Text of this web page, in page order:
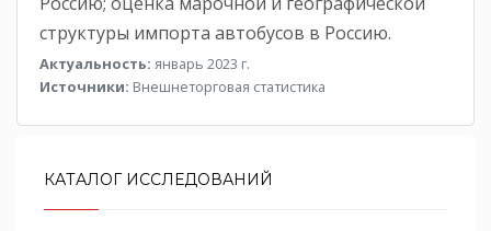
структуры импорта автобусов в Россию.
Актуальность: январь 2023 г.
Источники: Внешнеторговая статистика
КАТАЛОГ ИССЛЕДОВАНИЙ